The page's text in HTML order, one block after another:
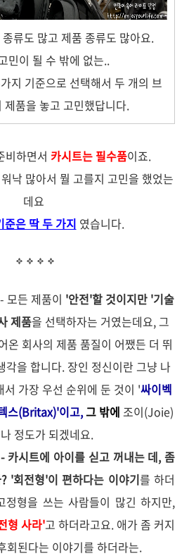
류도 많고 제품 종류도 많아요.
민이 될 수 밖에 없는..
지 기준으로 선택해서 두 개의 브
제품을 놓고 고민했답니다.
비하면서 카시트는 필수품이죠.
낙 많아서 뭘 고를지 고민을 했었는
데요
준은 딱 두 가지 였습니다.
- 모든 제품이 '안전'할 것이지만 '기술
제품을 선택하자는 거였는데요,그
온 회사의 제품 품질이 어쨌든 더 뛰
각을 합니다. 장인 정신이란 그냥 나
가장 우선 순위에 둔 것이 '싸이벡
스(Britax)'이고,그 밖에 조이(Joie)
정도가 되겠네요.
카시트에 아이를 싣고 꺼내는 데, 좀
'회전형'이 편하다는 이야기를 하더
정형을 쓰는 사람들이 많긴 하지만,
형 사라'고 하더라고요. 애가 좀 커지
회된다는 이야기를 하더라는.